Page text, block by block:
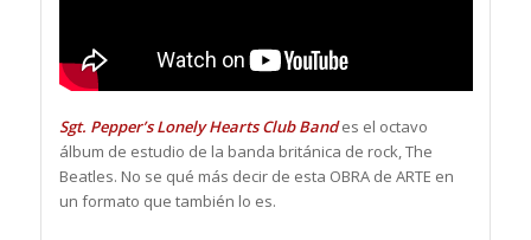
Sgt. Pepper’s Lonely Hearts Club Bandes el octavo
álbum de estudio de la banda británica de rock, The
Beatles. No se qué más decir de esta OBRA de ARTE en
un formato que también lo es.